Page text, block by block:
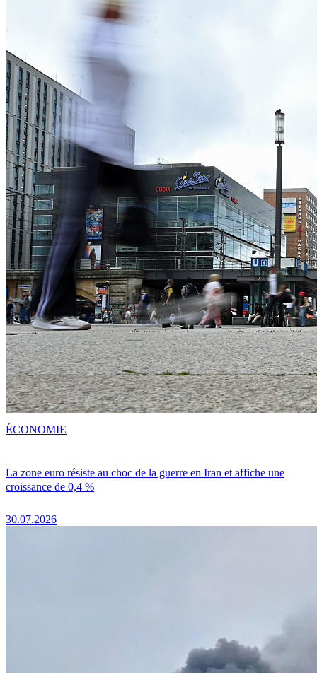
La zone euro résiste au choc de la guerre en Iran et affiche une
croissance de 0,4 %
30.07.2026
ÉCONOMIE